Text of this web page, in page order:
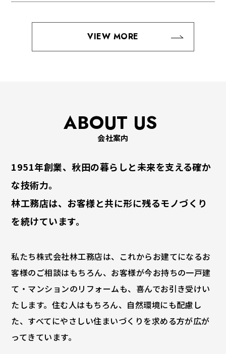
VIEW MORE
ABOUT US
会社案内
1951年創業、秋田の暮らしと未来を支える確か
な技術力。
林工務店は、お客様と共に形に残るモノづくり
を続けています。
私たち株式会社林工務店は、これからお建てになるお
客様のご相談はもちろん、お客様が今お持ちの一戸建
て・マンションのリフォームも、喜んでお引き受けい
たします。住む人はもちろん、自然環境にも配慮し
た、すべてにやさしい住まいづくりを求める方が広が
ってきています。